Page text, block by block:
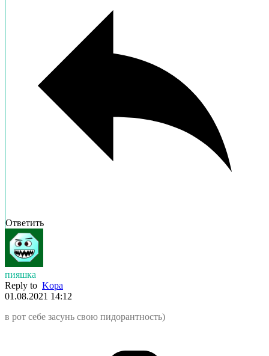
Ответить
пияшка
Reply to Kopa
01.08.2021 14:12
в рот себе засунь свою пидорантность)